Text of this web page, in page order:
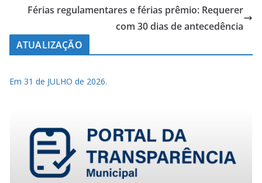
Férias regulamentares e férias prêmio: Requerer
com 30 dias de antecedência
ATUALIZAÇÃO
Em 31 de JULHO de 2026.